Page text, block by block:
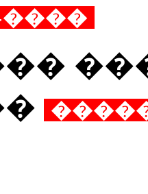
����